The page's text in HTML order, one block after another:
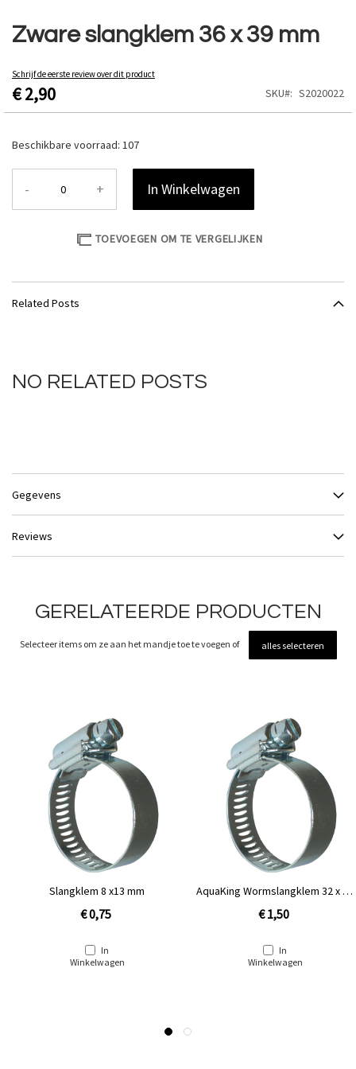
Zware slangklem 36 x 39 mm
Schrijf de eerste review over dit product
€ 2,90 SKU S2020022
Beschikbare voorraad: 107
- + In Winkelwagen
TOEVOEGEN OM TE VERGELIJKEN
naar
het
van
de
afbeeldingen-
Related Posts
NO RELATED POSTS
Gegevens
Reviews
GERELATEERDE PRODUCTEN
Selecteer items om ze aan het mandje toe te voegen of alles selecteren
Slangklem 8 x13 mm
€ 0,75
In
Winkelwagen
AquaKing Wormslangklem 32 x 51
€ 1,50
In
Winkelwagen